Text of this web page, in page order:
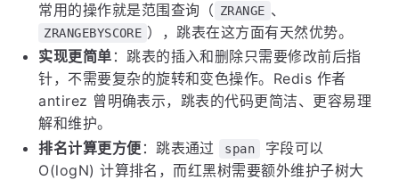
常用的操作就是范围查询（ ZRANGE 、
ZRANGEBYSCORE ），跳表在这方面有天然优势。
实现更简单 ：跳表的插入和删除只需要修改前后指
针，不需要复杂的旋转和变色操作。Redis 作者
antirez 曾明确表示，跳表的代码更简洁、更容易理
解和维护。
排名计算更方便 ：跳表通过 span
字段可以
O(logN) 计算排名，而红黑树需要额外维护子树大